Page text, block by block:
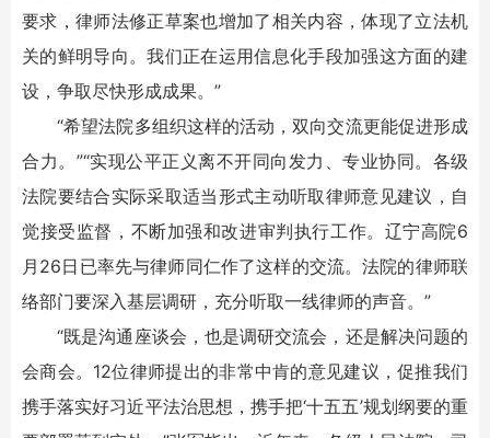
要求，律师法修正草案也增加了相关内容，体现了立法机
关的鲜明导向。我们正在运用信息化手段加强这方面的建
设，争取尽快形成成果。”
“希望法院多组织这样的活动，双向交流更能促进形成
合力。”“实现公平正义离不开同向发力、专业协同。各级
法院要结合实际采取适当形式主动听取律师意见建议，自
觉接受监督，不断加强和改进审判执行工作。辽宁高院6
月26日已率先与律师同仁作了这样的交流。法院的律师联
络部门要深入基层调研，充分听取一线律师的声音。”
“既是沟通座谈会，也是调研交流会，还是解决问题的
会商会。12位律师提出的非常中肯的意见建议，促推我们
携手落实好习近平法治思想，携手把‘十五五’规划纲要的重